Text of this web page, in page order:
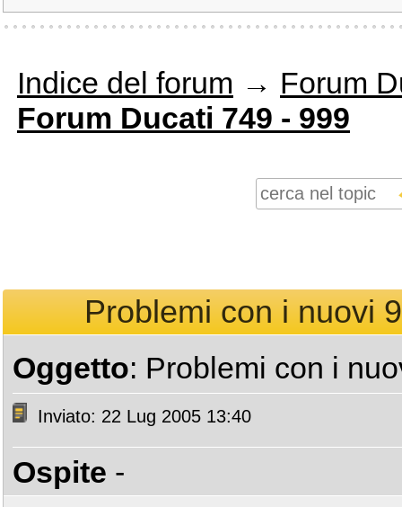
Indice del forum → Forum
Forum Ducati 749 - 999
Problemi con i nuovi
Oggetto: Problemi con i
Inviato: 22 Lug 2005 13:40
Ospite -